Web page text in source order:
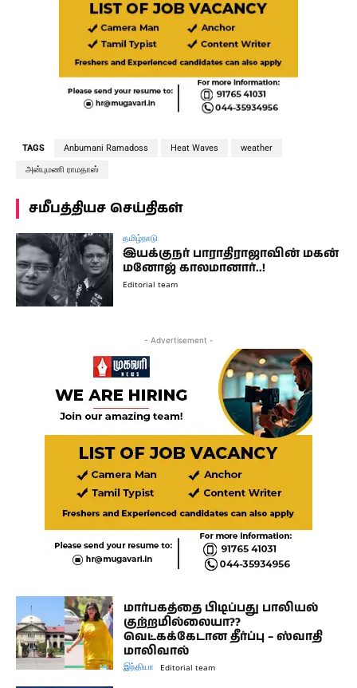
TAGS Anbumani Ramadoss Heat Waves weather
அன்புமணி ராமதாஸ்
சமீபத்தியச செய்திகள்
தமிழ்நாடு
இயக்குநர் பாராதிராஜாவின் மகன்
மனோஜ் காலமானார்..!
Editorial team
- Advertisement -
மார்பகத்தை பிடிப்பது பாலியல்
குற்றமில்லையா??
வெட்கக்கேடான தீர்ப்பு – ஸ்வாதி
மாலிவால்
இந்தியா Editorial team